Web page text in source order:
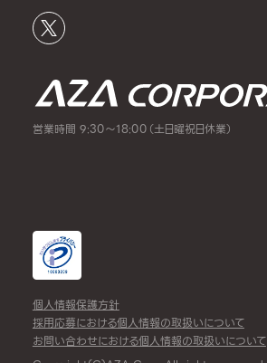
営業時間 9:30～18:00（土日曜祝日休業）
個人情報保護方針
採用応募における個人情報の取扱いについて
お問い合わせにおける個人情報の取扱いについて